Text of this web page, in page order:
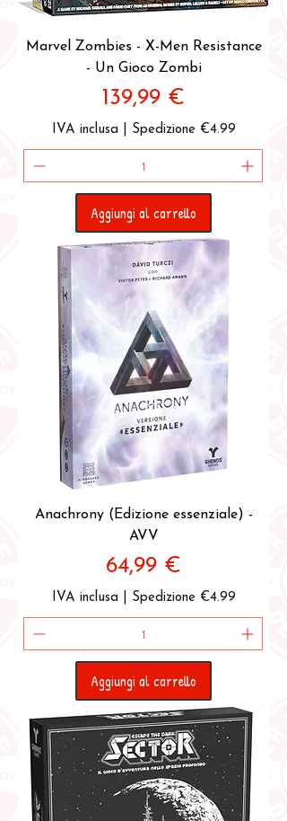
Marvel Zombies - X-Men Resistance
- Un Gioco Zombi
Prezzo
139,99 €
IVA inclusa Spedizione €4.99
Aggiungi al carrello
Anachrony (Edizione essenziale) -
AVV
Prezzo
64,99 €
IVA inclusa Spedizione €4.99
Aggiungi al carrello